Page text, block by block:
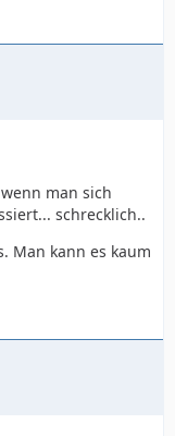
man sich
schrecklich..
Man kann es kaum